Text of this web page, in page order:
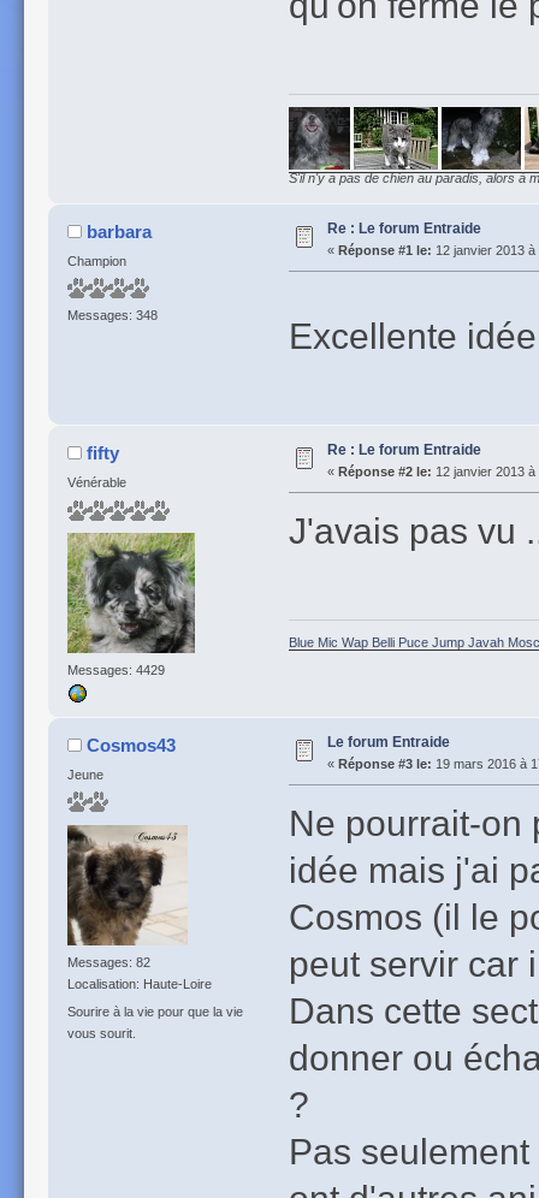
S'il n'y a pas de chien au paradis, alors à
barbara
Champion
Messages: 348
Re : Le forum Entraide
« Réponse #1 le: 12 janvier 2013 à
Excellente
fifty
Vénérable
Messages: 4429
Re : Le forum Entraide
« Réponse #2 le: 12 janvier 2013 à
J'avais pas vu
Blue Mic Wap Belli Puce Jump Javah
Cosmos43
Jeune
Messages: 82
Localisation: Haute-Loire
Sourire à la vie pour que la vie
vous sourit.
Le forum Entraide
« Réponse #3 le: 19 mars 2016 à
Ne pourrait-on
idée mais j'ai
Cosmos (il le
peut servir car
Dans cette
donner ou
?
Pas